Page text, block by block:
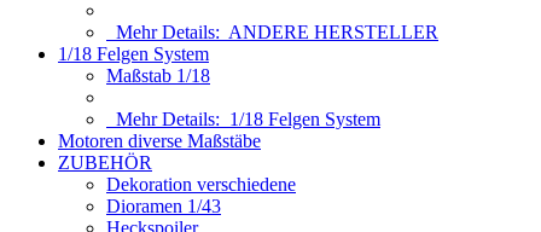
Mehr Details: ANDERE HERSTELLER
1/18 Felgen System
Maßstab 1/18
Mehr Details: 1/18 Felgen System
Motoren diverse Maßstäbe
ZUBEHÖR
Dekoration verschiedene
Dioramen 1/43
Heckspoiler